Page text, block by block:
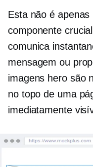
Esta não é
componente
comunica
mensagem ou
imagens hero são
no topo de uma
imediatamente